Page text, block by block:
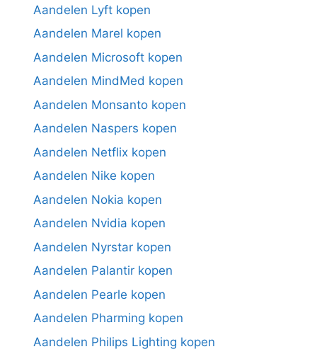
Aandelen Lyft kopen
Aandelen Marel kopen
Aandelen Microsoft kopen
Aandelen MindMed kopen
Aandelen Monsanto kopen
Aandelen Naspers kopen
Aandelen Netflix kopen
Aandelen Nike kopen
Aandelen Nokia kopen
Aandelen Nvidia kopen
Aandelen Nyrstar kopen
Aandelen Palantir kopen
Aandelen Pearle kopen
Aandelen Pharming kopen
Aandelen Philips Lighting kopen